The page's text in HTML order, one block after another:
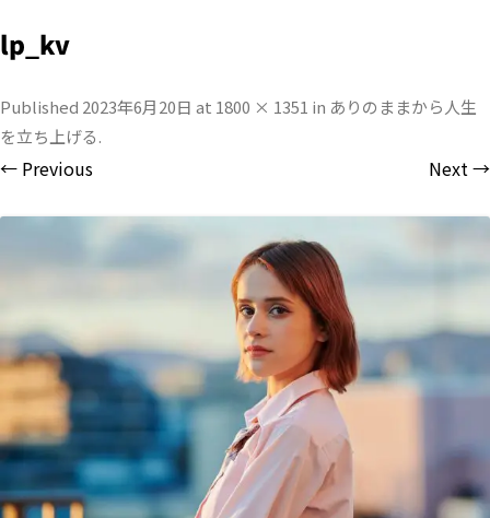
lp_kv
Published 2023年6月20日 at 1800 × 1351 in ありのままから人生
を立ち上げる.
← Previous Next →